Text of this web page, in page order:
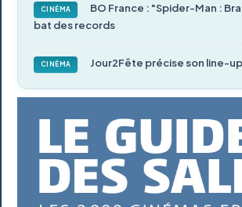
CINÉMA
BO France : "Spider-Man :
bat des records
CINÉMA Jour2Fête précise son line-up